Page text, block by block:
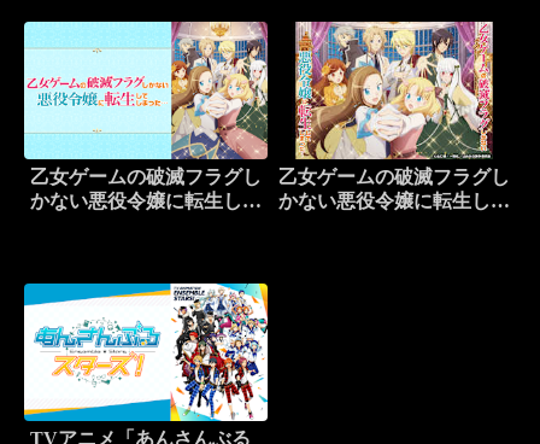
乙女ゲームの破滅フラグし
かない悪役令嬢に転生して
乙女ゲームの破滅フラグし
かない悪役令嬢に転生して
TVアニメ「あんさんぶる